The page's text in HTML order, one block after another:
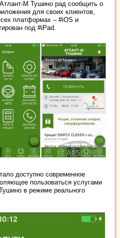
М Тушино рад сообщить о
для своих клиентов,
платформах – #iOS и
под #iPad.
доступно современное
пользоваться услугами
в режиме реального